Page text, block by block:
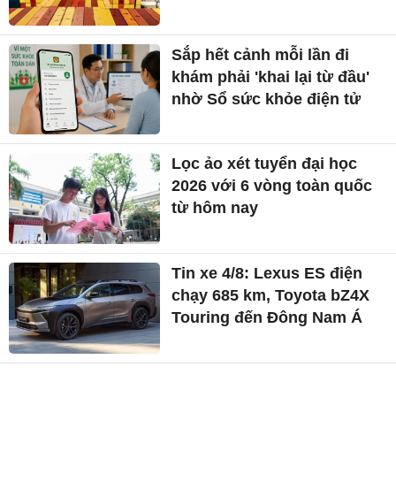
Sắp hết cảnh mỗi lần đi
khám phải 'khai lại từ đầu'
nhờ Sổ sức khỏe điện tử
Lọc ảo xét tuyển đại học
2026 với 6 vòng toàn quốc
từ hôm nay
Tin xe 4/8: Lexus ES điện
chạy 685 km, Toyota bZ4X
Touring đến Đông Nam Á